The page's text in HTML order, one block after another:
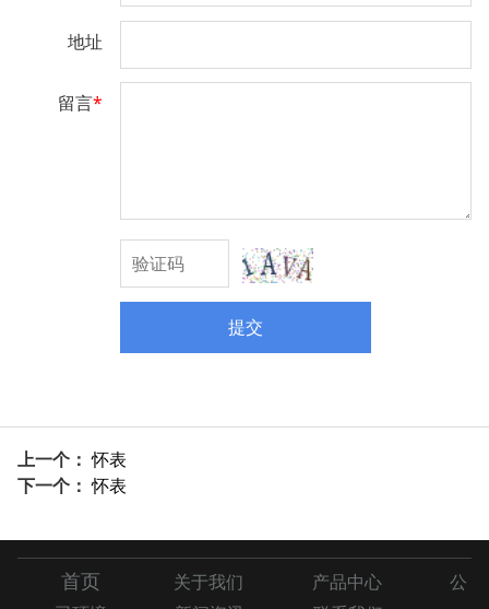
地址
留言*
提交
上一个：怀表
下一个：怀表
首页 关于我们 产品中心
公